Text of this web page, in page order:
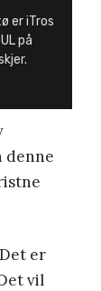
er iTros
på
denne
er
vil